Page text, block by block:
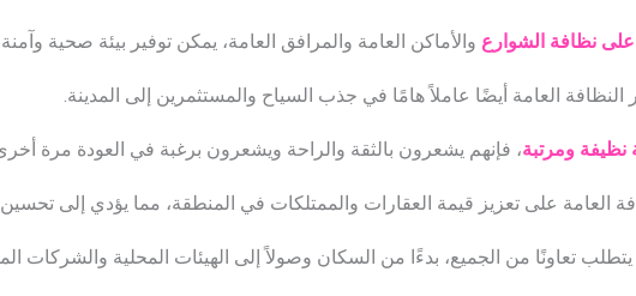
نظافة الشوارع والأماكن العامة والمرافق العامة، يمكن توفير بيئة صحية وآمنة
النظافة العامة أيضًا عاملاً هامًا في جذب السياح والمستثمرين إلى المدينة.
نظيفة ومرتبة، فإنهم يشعرون بالثقة والراحة ويشعرون برغبة في العودة مرة أخرى
العامة على تعزيز قيمة العقارات والممتلكات في المنطقة، مما يؤدي إلى تحسين
يتطلب تعاونًا من الجميع، بدءًا من السكان وصولاً إلى الهيئات المحلية والشركات